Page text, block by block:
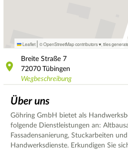
Leaflet | © OpenStreetMap contributors ♥, tiles
Breite Straße 7
72070 Tübingen
Wegbeschreibung
Über uns
Göhring GmbH bietet als
folgende Dienstleistungen an:
Fassadensanierung, Stuckarbeiten
Handwerksdienste. Erkundigen Sie